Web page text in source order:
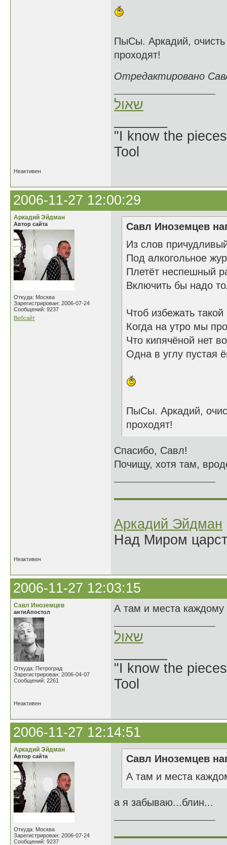
ПыСы. Аркадий,
проходят!
Отредактировано
שאול
"I know the
Tool
Неактивен
2006-11-27 12:00:29
Аркадий Эйдман
Автор сайта
Откуда: Москва
Зарегистрирован: 2006-07-24
Сообщений: 9237
Вебсайт
Савл Иноземцев
Из слов
Под алкогольное
Плетёт неспешный
Включить бы надо
Чтоб избежать
Когда на утро мы
Что кипячёной нет
Одна в углу пустая
ПыСы. Аркадий,
проходят!
Спасибо, Савл!
Почищу, хотя там,
Аркадий Эйдман
Над Миром
Неактивен
2006-11-27 12:03:15
Савл Иноземцев
антиАпостол
Откуда: Петроград
Зарегистрирован: 2006-04-07
Сообщений: 2261
А там и места каждому
שאול
"I know the
Tool
Неактивен
2006-11-27 12:14:51
Аркадий Эйдман
Автор сайта
Откуда: Москва
Зарегистрирован: 2006-07-24
Сообщений: 9237
Савл Иноземцев
А там и места
а я забываю...блин...